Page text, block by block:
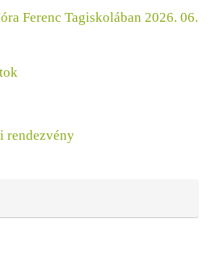
Ferenc Tagiskolában 2026. 06.
rendezvény